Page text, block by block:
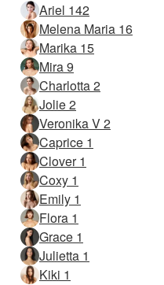
Ariel 142
Melena Maria 16
Marika 15
Mira 9
Charlotta 2
Jolie 2
Veronika V 2
Caprice 1
Clover 1
Coxy 1
Emily 1
Flora 1
Grace 1
Julietta 1
Kiki 1